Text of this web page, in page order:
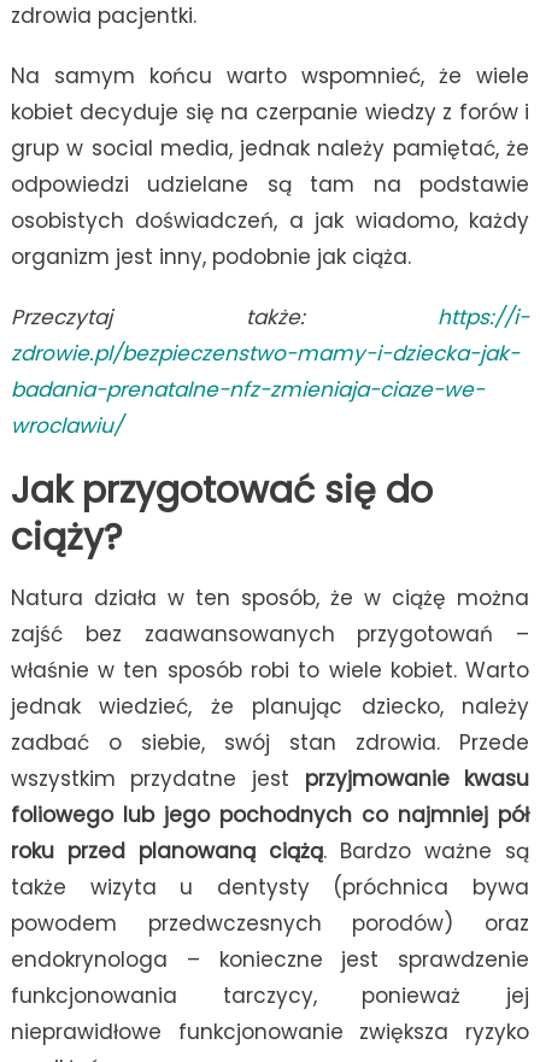
zdrowia pacjentki.
Na samym końcu warto wspomnieć, że wiele
kobiet decyduje się na czerpanie wiedzy z forów i
grup w social media, jednak należy pamiętać, że
odpowiedzi udzielane są tam na podstawie
osobistych doświadczeń, a jak wiadomo, każdy
organizm jest inny, podobnie jak ciąża.
Przeczytaj także: https://i-
zdrowie.pl/bezpieczenstwo-mamy-i-dziecka-jak-
badania-prenatalne-nfz-zmieniaja-ciaze-we-
wroclawiu/
Jak przygotować się do
ciąży?
Natura działa w ten sposób, że w ciążę można
zajść bez zaawansowanych przygotowań –
właśnie w ten sposób robi to wiele kobiet. Warto
jednak wiedzieć, że planując dziecko, należy
zadbać o siebie, swój stan zdrowia. Przede
wszystkim przydatne jest przyjmowanie kwasu
foliowego lub jego pochodnych co najmniej pół
roku przed planowaną ciążą. Bardzo ważne są
także wizyta u dentysty (próchnica bywa
powodem przedwczesnych porodów) oraz
endokrynologa – konieczne jest sprawdzenie
funkcjonowania tarczycy, ponieważ jej
nieprawidłowe funkcjonowanie zwiększa ryzyko